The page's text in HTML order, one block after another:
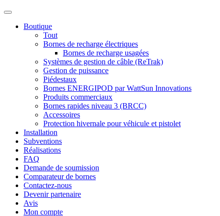
Boutique
Tout
Bornes de recharge électriques
Bornes de recharge usagées
Systèmes de gestion de câble (ReTrak)
Gestion de puissance
Piédestaux
Bornes ENERGIPOD par WattSun Innovations
Produits commerciaux
Bornes rapides niveau 3 (BRCC)
Accessoires
Protection hivernale pour véhicule et pistolet
Installation
Subventions
Réalisations
FAQ
Demande de soumission
Comparateur de bornes
Contactez-nous
Devenir partenaire
Avis
Mon compte